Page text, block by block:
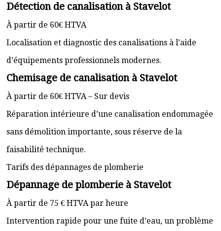
Détection de canalisation à Stavelot
À partir de 60€ HTVA
Localisation et diagnostic des canalisations à l’aide
d’équipements professionnels modernes.
Chemisage de canalisation à Stavelot
À partir de 60€ HTVA – Sur devis
Réparation intérieure d’une canalisation endommagée
sans démolition importante, sous réserve de la
faisabilité technique.
Tarifs des dépannages de plomberie
Dépannage de plomberie à Stavelot
À partir de 75 € HTVA par heure
Intervention rapide pour une fuite d’eau, un problème